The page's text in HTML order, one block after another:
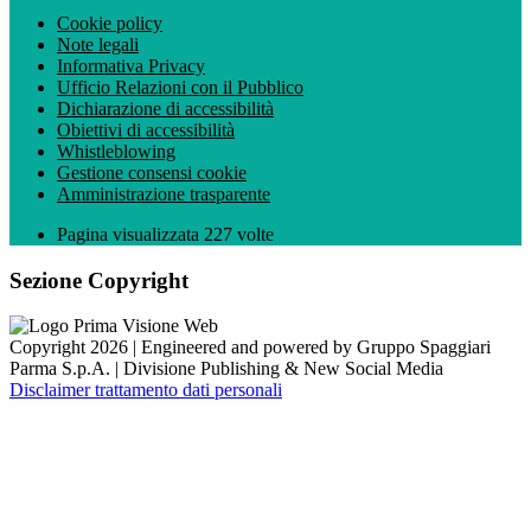
Cookie policy
Note legali
Informativa Privacy
Ufficio Relazioni con il Pubblico
Dichiarazione di accessibilità
Obiettivi di accessibilità
Whistleblowing
Gestione consensi cookie
Amministrazione trasparente
Pagina visualizzata 227 volte
Sezione Copyright
Copyright 2026 | Engineered and powered by Gruppo Spaggiari
Parma S.p.A. | Divisione Publishing & New Social Media
Disclaimer trattamento dati personali